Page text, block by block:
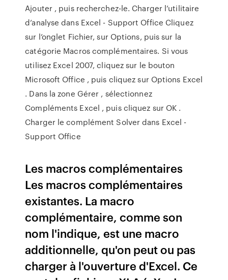
Ajouter , puis recherchez-le. Charger l’utilitaire
d’analyse dans Excel - Support Office Cliquez
sur l’onglet Fichier, sur Options, puis sur la
catégorie Macros complémentaires. Si vous
utilisez Excel 2007, cliquez sur le bouton
Microsoft Office , puis cliquez sur Options Excel
. Dans la zone Gérer , sélectionnez
Compléments Excel , puis cliquez sur OK .
Charger le complément Solver dans Excel -
Support Office
Les macros complémentaires
Les macros complémentaires
existantes. La macro
complémentaire, comme son
nom l'indique, est une macro
additionnelle, qu'on peut ou pas
charger à l'ouverture d'Excel. Ce